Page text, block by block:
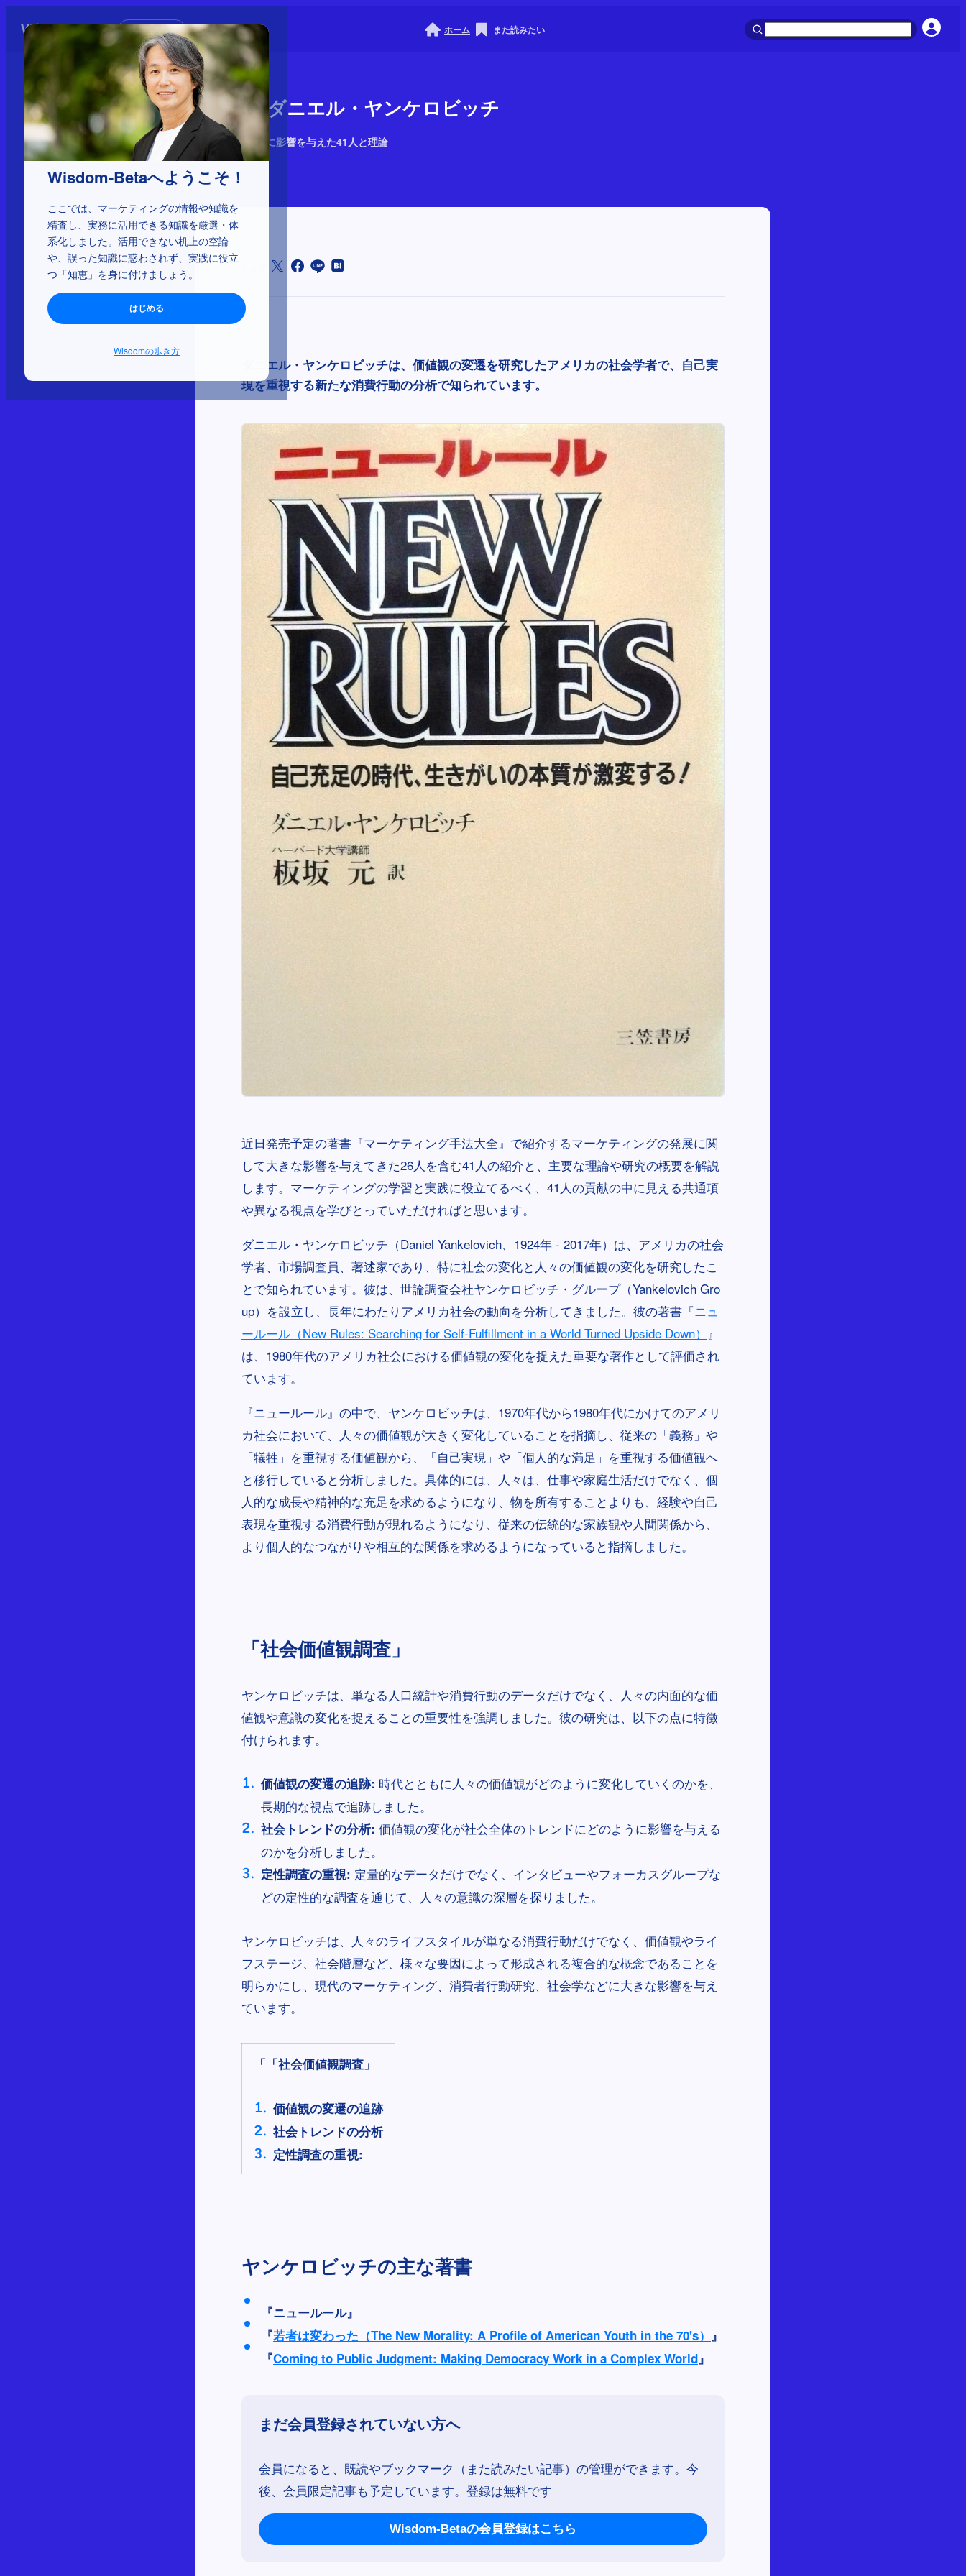
Wisdom-Betaへようこそ！
ここでは、マーケティングの情報や知識を
精査し、実務に活用できる知識を厳選・体
系化しました。活用できない机上の空論
や、誤った知識に惑わされず、実践に役立
つ「知恵」を身に付けましょう。
はじめる
Wisdomの歩き方
初めての方へ ホーム また読みたい
1-4-29：ダニエル・ヤンケロビッチ
マーケティングに影響を与えた41人と理論
2025年3月6日
ダニエル・ヤンケロビッチは、価値観の変遷を研究したアメリカの社会学者で、自己実
現を重視する新たな消費行動の分析で知られています。
近日発売予定の著書『マーケティング手法大全』で紹介するマーケティングの発展に関
して大きな影響を与えてきた26人を含む41人の紹介と、主要な理論や研究の概要を解説
します。マーケティングの学習と実践に役立てるべく、41人の貢献の中に見える共通項
や異なる視点を学びとっていただければと思います。
ダニエル・ヤンケロビッチ（Daniel Yankelovich、1924年 - 2017年）は、アメリカの社会
学者、市場調査員、著述家であり、特に社会の変化と人々の価値観の変化を研究したこ
とで知られています。彼は、世論調査会社ヤンケロビッチ・グループ（Yankelovich Gro
up）を設立し、長年にわたりアメリカ社会の動向を分析してきました。彼の著書『ニュ
ールール（New Rules: Searching for Self-Fulfillment in a World Turned Upside Down） 』
は、1980年代のアメリカ社会における価値観の変化を捉えた重要な著作として評価され
ています。
『ニュールール』の中で、ヤンケロビッチは、1970年代から1980年代にかけてのアメリ
カ社会において、人々の価値観が大きく変化していることを指摘し、従来の「義務」や
「犠牲」を重視する価値観から、「自己実現」や「個人的な満足」を重視する価値観へ
と移行していると分析しました。具体的には、人々は、仕事や家庭生活だけでなく、個
人的な成長や精神的な充足を求めるようになり、物を所有することよりも、経験や自己
表現を重視する消費行動が現れるようになり、従来の伝統的な家族観や人間関係から、
より個人的なつながりや相互的な関係を求めるようになっていると指摘しました。
「社会価値観調査」
ヤンケロビッチは、単なる人口統計や消費行動のデータだけでなく、人々の内面的な価
値観や意識の変化を捉えることの重要性を強調しました。彼の研究は、以下の点に特徴
付けられます。
価値観の変遷の追跡: 時代とともに人々の価値観がどのように変化していくのかを、
長期的な視点で追跡しました。
社会トレンドの分析: 価値観の変化が社会全体のトレンドにどのように影響を与える
のかを分析しました。
定性調査の重視: 定量的なデータだけでなく、インタビューやフォーカスグループな
どの定性的な調査を通じて、人々の意識の深層を探りました。
ヤンケロビッチは、人々のライフスタイルが単なる消費行動だけでなく、価値観やライ
フステージ、社会階層など、様々な要因によって形成される複合的な概念であることを
明らかにし、現代のマーケティング、消費者行動研究、社会学などに大きな影響を与え
ています。
「「社会価値観調査」
価値観の変遷の追跡
社会トレンドの分析
定性調査の重視:
ヤンケロビッチの主な著書
『ニュールール』
『若者は変わった（The New Morality: A Profile of American Youth in the 70's） 』
『Coming to Public Judgment: Making Democracy Work in a Complex World』
まだ会員登録されていない方へ
会員になると、既読やブックマーク（また読みたい記事）の管理ができます。今
後、会員限定記事も予定しています。登録は無料です
Wisdom-Betaの会員登録はこちら